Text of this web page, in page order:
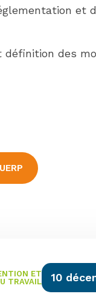
et
des
ET
TRAVAIL
10